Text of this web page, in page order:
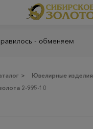
- обменяем
> Ювелирные изделия
2-995-10